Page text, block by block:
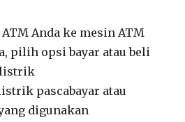
Anda ke mesin ATM
pilih opsi bayar atau beli
listrik
pascabayar atau
digunakan